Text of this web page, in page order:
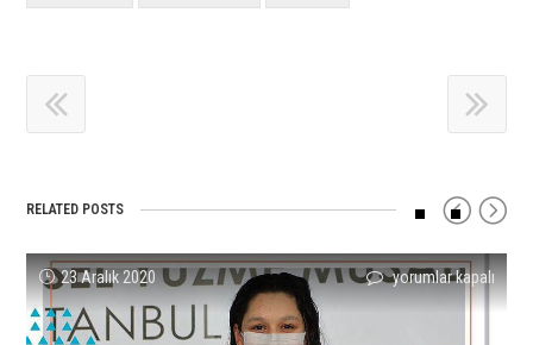
RELATED POSTS
23 Aralık 2020
Defne
Taçyıldız‘dan
yorumlar kapalı
Beril
Böcekler’den
yorumlar kapalı
Beril’den
Üçüncü
yorumlar kapalı
Sudem
Denizli’den
yorumlar kapalı
Murat
Can
yorumlar kapalı
Rekor
Makinesi
yorumlar kapalı